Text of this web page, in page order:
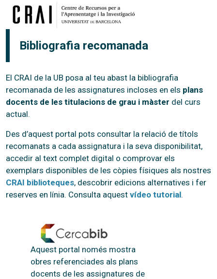
Vés al contingut
Bibliografia recomanada
El CRAI de la UB posa al teu abast la bibliografia
recomanada de les assignatures incloses en els plans
docents de les titulacions de grau i màster del curs
actual.
Des d’aquest portal pots consultar la relació de títols
recomanats a cada assignatura i la seva disponibilitat,
accedir al text complet digital o comprovar els
exemplars disponibles de les còpies físiques als nostres
CRAI biblioteques, descobrir edicions alternatives i fer
reserves en línia. Consulta aquest vídeo tutorial.
Aquest portal només mostra
obres referenciades als plans
docents de les assignatures de